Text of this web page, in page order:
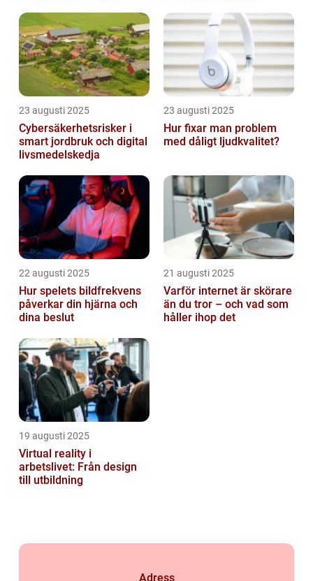
23 augusti 2025
Cybersäkerhetsrisker i
smart jordbruk och digital
livsmedelskedja
23 augusti 2025
Hur fixar man problem
med dåligt ljudkvalitet?
22 augusti 2025
Hur spelets bildfrekvens
påverkar din hjärna och
dina beslut
21 augusti 2025
Varför internet är skörare
än du tror – och vad som
håller ihop det
19 augusti 2025
Virtual reality i
arbetslivet: Från design
till utbildning
Adress